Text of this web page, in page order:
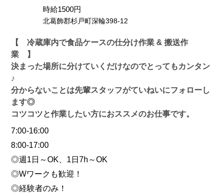
時給1500円
北葛飾郡杉戸町深輪398-12
【 冷蔵庫内で食品ケースの仕分け作業 & 搬送作
業 】
決まった場所に分けていくだけなのでとってもカンタン
♪
分からないことは先輩スタッフがていねいにフォローし
ます◎
コツコツと作業したい方におススメのお仕事です。
7:00-16:00
8:00-17:00
◎週1日～OK、1日7h～OK
◎Wワークも歓迎！
◎経験者のみ！